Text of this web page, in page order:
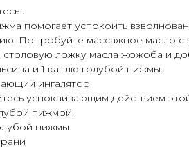
.
помогает успокоить
Попробуйте массажное масло с
столовую ложку масла жожоба и
и 1 каплю голубой пижмы.
ингалятор
успокаивающим действием
пижмой.
пижмы